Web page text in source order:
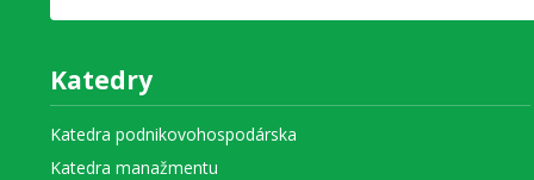
Katedry
Katedra podnikovohospodárska
Katedra manažmentu